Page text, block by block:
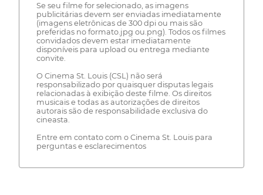
Se seu filme for selecionado, as imagens
publicitárias devem ser enviadas imediatamente
(imagens eletrônicas de 300 dpi ou mais são
preferidas no formato.jpg ou.png). Todos os filmes
convidados devem estar imediatamente
disponíveis para upload ou entrega mediante
convite.
O Cinema St. Louis (CSL) não será
responsabilizado por quaisquer disputas legais
relacionadas à exibição deste filme. Os direitos
musicais e todas as autorizações de direitos
autorais são de responsabilidade exclusiva do
cineasta.
Entre em contato com o Cinema St. Louis para
perguntas e esclarecimentos